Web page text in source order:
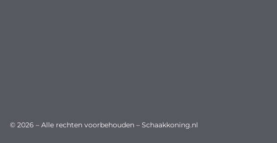
© 2026 – Alle rechten voorbehouden – Schaakkoning.nl